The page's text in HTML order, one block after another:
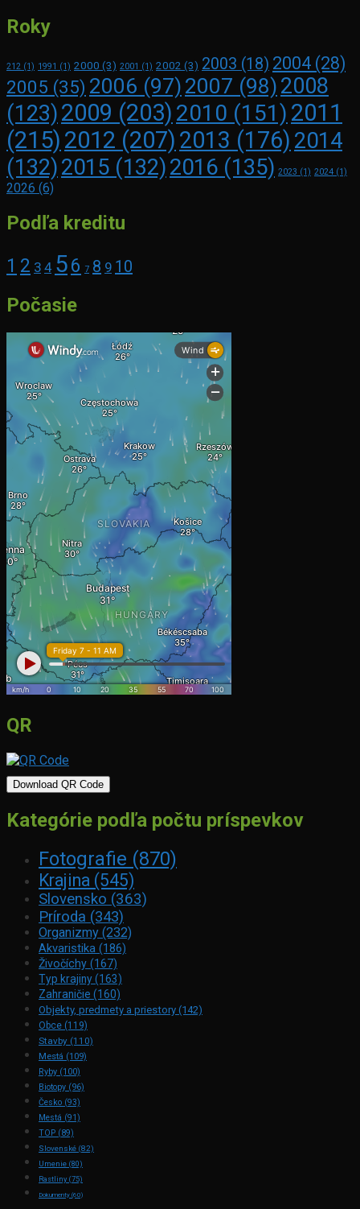
Roky
212 (1) 1991 (1) 2000 (3) 2001 (1) 2002 (3) 2003 (18) 2004 (28)
2005 (35) 2006 (97) 2007 (98) 2008
(123)2009 (203) 2010 (151) 2011
(215) 2012 (207) 2013 (176) 2014
(132)2015 (132)2016 (135) 2023 (1) 2024 (1)
2026 (6)
Podľa kreditu
1 2 3 4 56 7 8 9 10
Počasie
QR
Download QR Code
Kategórie podľa počtu príspevkov
Fotografie (870)
Krajina (545)
Slovensko (363)
Príroda (343)
Organizmy (232)
Akvaristika (186)
Živočíchy (167)
Typ krajiny(163)
Zahraničie (160)
Objekty, predmety a priestory (142)
Obce (119)
Stavby (110)
Mestá (109)
Ryby (100)
Biotopy (96)
Česko (93)
Mestá (91)
TOP (89)
Slovenské (82)
Umenie (80)
Rastliny (75)
Dokumenty (60)